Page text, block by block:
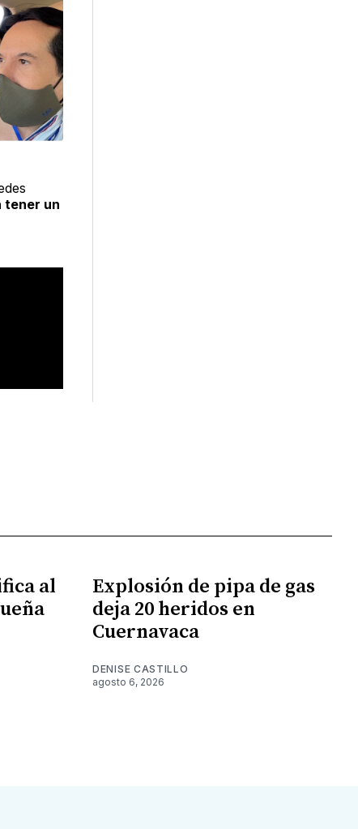
tener un
al
Explosión de pipa de gas
deja 20 heridos en
Cuernavaca
DENISE CASTILLO
agosto 6, 2026